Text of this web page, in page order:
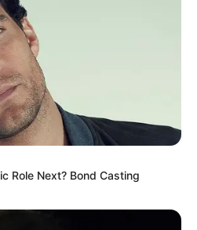
de Cúcuta
Role Next? Bond Casting